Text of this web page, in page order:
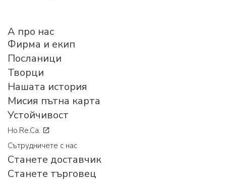
A про нас
Фирма и екип
Посланици
Творци
Нашата история
Мисия пътна карта
Устойчивост
Ho.Re.Ca.
Сътрудничете с нас
Станете доставчик
Станете търговец